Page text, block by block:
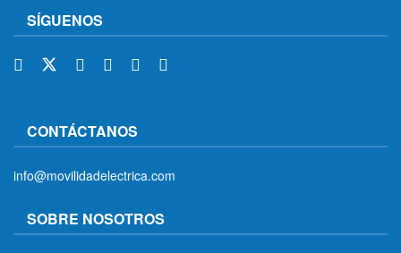
SÍGUENOS
CONTÁCTANOS
info@movilidadelectrica.com
SOBRE NOSOTROS